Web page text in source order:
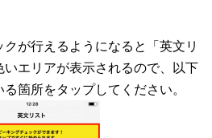
が行えるようになると「英文リ
いエリアが表示されるので、以下
箇所をタップしてください。